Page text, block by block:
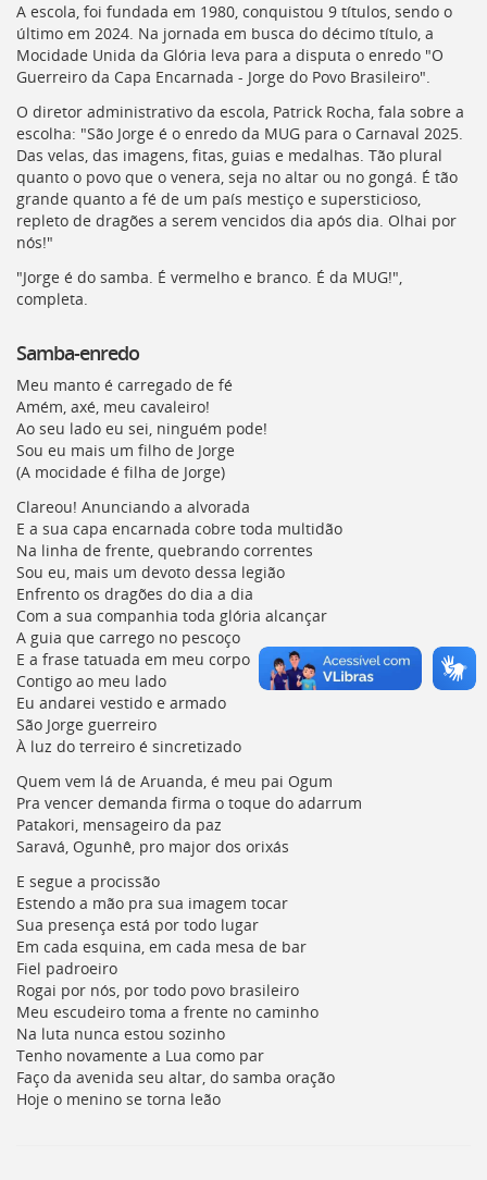
de
legislação
[]
Ir
para
a
listagem
de
notícias
[]
Ir
o
conteúdo
página
[]
Ir
para
a
busca
[]
Voltar
para
o
início
deste
menu
[]
A escola, foi fundada em 1980, conquistou 9 títulos, sendo o
último em 2024. Na jornada em busca do décimo título, a
Mocidade Unida da Glória leva para a disputa o enredo "O
Guerreiro da Capa Encarnada - Jorge do Povo Brasileiro".
O diretor administrativo da escola, Patrick Rocha, fala sobre a
escolha: "São Jorge é o enredo da MUG para o Carnaval 2025.
Das velas, das imagens, fitas, guias e medalhas. Tão plural
quanto o povo que o venera, seja no altar ou no gongá. É tão
grande quanto a fé de um país mestiço e supersticioso,
repleto de dragões a serem vencidos dia após dia. Olhai por
nós!"
"Jorge é do samba. É vermelho e branco. É da MUG!",
completa.
Samba-enredo
Meu manto é carregado de fé
Amém, axé, meu cavaleiro!
Ao seu lado eu sei, ninguém pode!
Sou eu mais um filho de Jorge
(A mocidade é filha de Jorge)
Clareou! Anunciando a alvorada
E a sua capa encarnada cobre toda multidão
Na linha de frente, quebrando correntes
Sou eu, mais um devoto dessa legião
Enfrento os dragões do dia a dia
Com a sua companhia toda glória alcançar
A guia que carrego no pescoço
E a frase tatuada em meu corpo
Contigo ao meu lado
Eu andarei vestido e armado
São Jorge guerreiro
À luz do terreiro é sincretizado
Quem vem lá de Aruanda, é meu pai Ogum
Pra vencer demanda firma o toque do adarrum
Patakori, mensageiro da paz
Saravá, Ogunhê, pro major dos orixás
E segue a procissão
Estendo a mão pra sua imagem tocar
Sua presença está por todo lugar
Em cada esquina, em cada mesa de bar
Fiel padroeiro
Rogai por nós, por todo povo brasileiro
Meu escudeiro toma a frente no caminho
Na luta nunca estou sozinho
Tenho novamente a Lua como par
Faço da avenida seu altar, do samba oração
Hoje o menino se torna leão